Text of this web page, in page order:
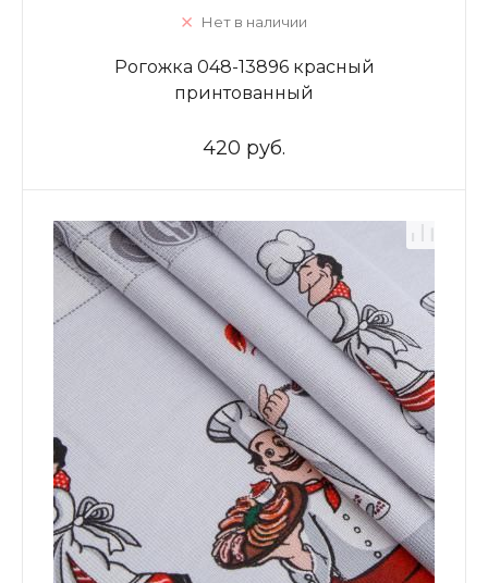
Нет в наличии
Рогожка 048-13896 красный
принтованный
420 руб.